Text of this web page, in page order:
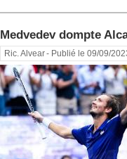
Medvedev dompte
Ric. Alvear- Publié le 09/09/